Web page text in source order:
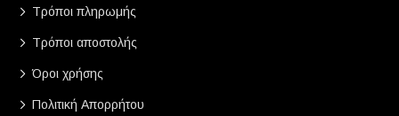
Τρόποι πληρωμής
Τρόποι αποστολής
Όροι χρήσης
Πολιτική Απορρήτου